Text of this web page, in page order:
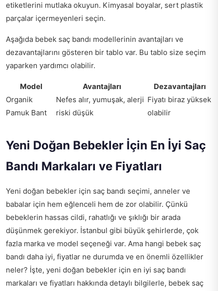
etiketlerini mutlaka okuyun. Kimyasal boyalar, sert plastik
parçalar içermeyenleri seçin.
Aşağıda bebek saç bandı modellerinin avantajları ve
dezavantajlarını gösteren bir tablo var. Bu tablo size seçim
yaparken yardımcı olabilir.
Model Avantajları
Dezavantajları
Organik
Pamuk Bant
Nefes alır, yumuşak, alerji
riski düşük
Fiyatı biraz yüksek
olabilir
Yeni Doğan Bebekler İçin En İyi Saç
Bandı Markaları ve Fiyatları
Yeni doğan bebekler için saç bandı seçimi, anneler ve
babalar için hem eğlenceli hem de zor olabilir. Çünkü
bebeklerin hassas cildi, rahatlığı ve şıklığı bir arada
düşünmek gerekiyor. İstanbul gibi büyük şehirlerde, çok
fazla marka ve model seçeneği var. Ama hangi bebek saç
bandı daha iyi, fiyatlar ne durumda ve en önemli özellikler
neler? İşte, yeni doğan bebekler için en iyi saç bandı
markaları ve fiyatları hakkında detaylı bilgilerle, bebek saç